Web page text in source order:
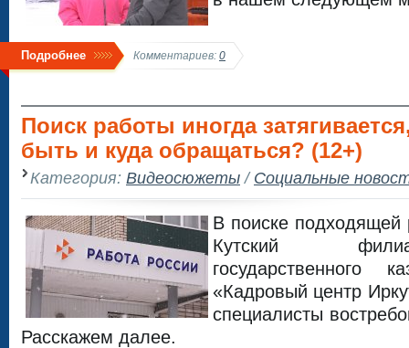
Подробнее Комментариев: 0
Поиск работы иногда
быть и куда обращаться? (12+)
Категория: Видеосюжеты/Социальные
В поиске подходящей
Кутский
государственного
«Кадровый центр
специалисты
Расскажем далее.